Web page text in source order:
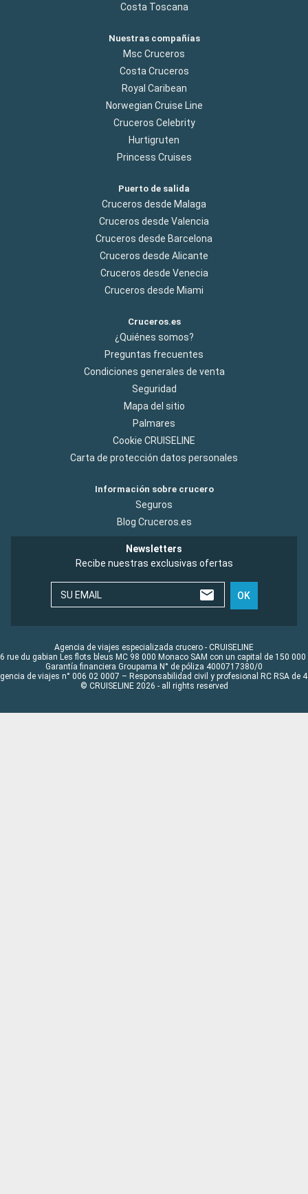
Costa Toscana
Nuestras compañías
Msc Cruceros
Costa Cruceros
Royal Caribean
Norwegian Cruise Line
Cruceros Celebrity
Hurtigruten
Princess Cruises
Puerto de salida
Cruceros desde Malaga
Cruceros desde Valencia
Cruceros desde Barcelona
Cruceros desde Alicante
Cruceros desde Venecia
Cruceros desde Miami
Cruceros.es
¿Quiénes somos?
Preguntas frecuentes
Condiciones generales de venta
Seguridad
Mapa del sitio
Palmares
Cookie CRUISELINE
Carta de protección datos personales
Información sobre crucero
Seguros
Blog Cruceros.es
Newsletters
Recibe nuestras exclusivas ofertas
SU EMAIL OK
Agencia de viajes especializada crucero - CRUISELINE
rue du gabian Les flots bleus MC 98 000 Monaco SAM con un capital de 150 000
Garantía financiera Groupama N° de póliza 4000717380/0
de viajes n° 006 02 0007 – Responsabilidad civil y profesional RC RSA de
© CRUISELINE 2026 - all rights reserved